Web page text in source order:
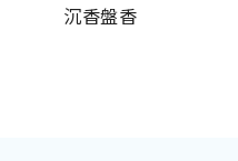
沉香盤香